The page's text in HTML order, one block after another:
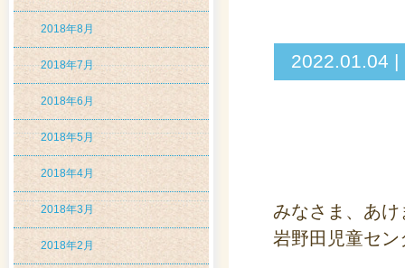
2018年8月
2018年7月
2018年6月
2018年5月
2018年4月
2018年3月
2018年2月
2022.01.04
みなさま、あ
岩野田児童セ